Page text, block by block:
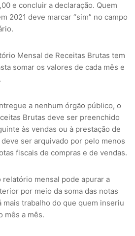
e concluir a declaração. Quem
2021 deve marcar “sim” no campo
Mensal de Receitas Brutas tem
somar os valores de cada mês e
a nenhum órgão público, o
Brutas deve ser preenchido
às vendas ou à prestação de
ser arquivado por pelo menos
fiscais de compras e de vendas.
relatório mensal pode apurar a
por meio da soma das notas
mais trabalho do que quem inseriu
mês a mês.